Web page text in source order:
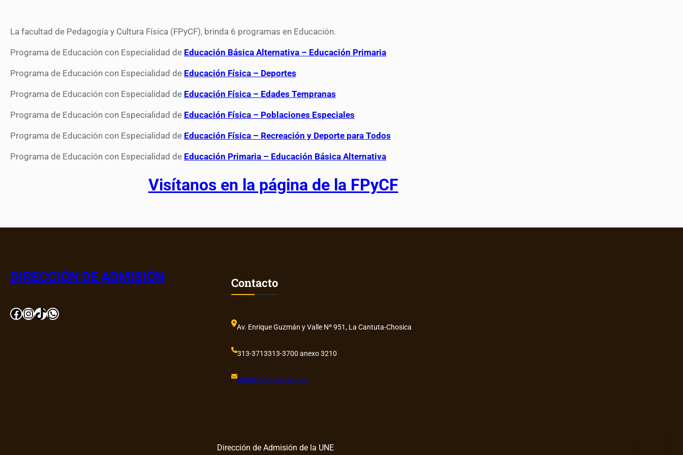
La facultad de Pedagogía y Cultura Física (FPyCF), brinda 6 programas en Educación.
Programa de Educación con Especialidad de Educación Básica Alternativa – Educación Primaria
Programa de Educación con Especialidad de Educación Física – Deportes
Programa de Educación con Especialidad de Educación Física – Edades Tempranas
Programa de Educación con Especialidad de Educación Física – Poblaciones Especiales
Programa de Educación con Especialidad de Educación Física – Recreación y Deporte para Todos
Programa de Educación con Especialidad de Educación Primaria – Educación Básica Alternativa
Visítanos en la página de la FPyCF
DIRECCIÓN DE ADMISIÓN
Facebook InstagramTikTok WhatsApp
Contacto
Av. Enrique Guzmán y Valle Nº 951, La Cantuta-Chosica
313-3713313-3700 anexo 3210
admision@une.edu.pe
Dirección de Admisión de la UNE